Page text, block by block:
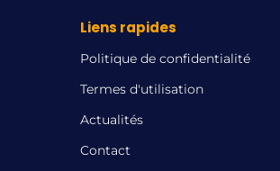
Liens rapides
Politique de confidentialité
Termes d'utilisation
Actualités
Contact